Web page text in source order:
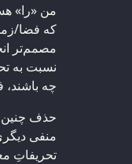
من «را»
که فضا/
مصمم‌تر
نسبت به
چه
حذف چنین
منفی‌
تحریفاتِ